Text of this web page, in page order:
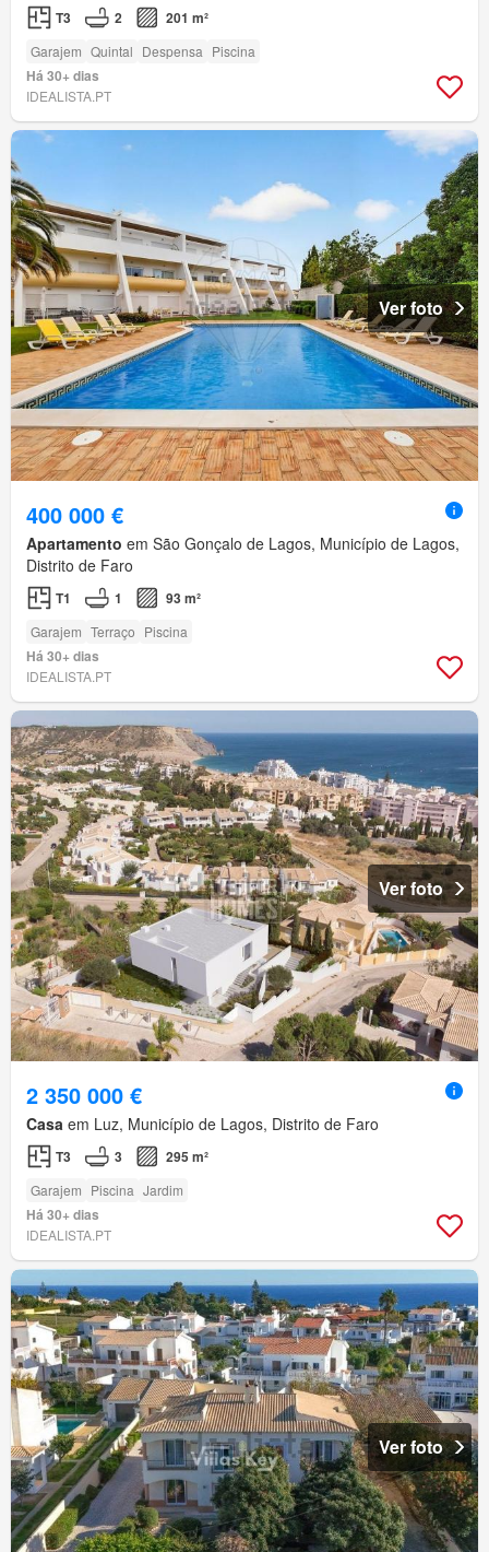
T3 2 201 m²
Garajem Quintal Despensa Piscina
Há 30+ dias
IDEALISTA.PT
Ver foto
400 000 €
Apartamento em São Gonçalo de Lagos, Município de Lagos,
Distrito de Faro
T1 1 93 m²
Garajem Terraço Piscina
Há 30+ dias
IDEALISTA.PT
Ver foto
2 350 000 €
Casa em Luz, Município de Lagos, Distrito de Faro
T3 3 295 m²
Garajem Piscina Jardim
Há 30+ dias
IDEALISTA.PT
Ver foto